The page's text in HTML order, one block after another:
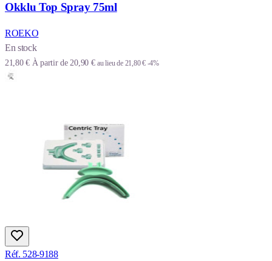
Okklu Top Spray 75ml
ROEKO
En stock
21,80 € À partir de 20,90 € au lieu de 21,80 € -4%
Réf. 528-9188